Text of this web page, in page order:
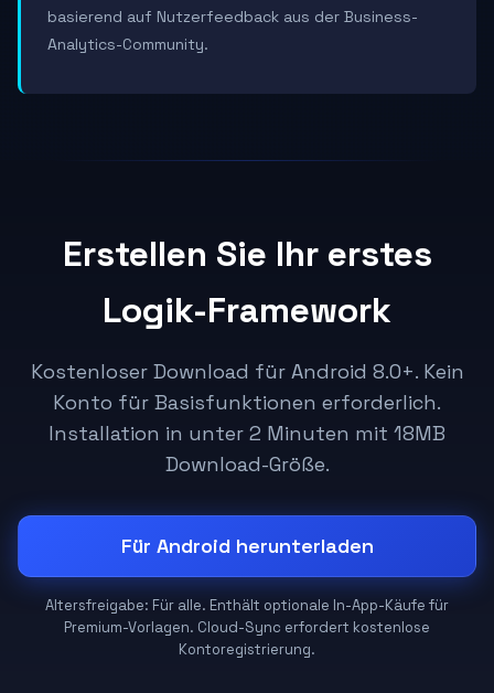
basierend auf Nutzerfeedback aus der Business-
Analytics-Community.
Erstellen Sie Ihr erstes
Logik-Framework
Kostenloser Download für Android 8.0+. Kein
Konto für Basisfunktionen erforderlich.
Installation in unter 2 Minuten mit 18MB
Download-Größe.
Für Android herunterladen
Altersfreigabe: Für alle. Enthält optionale In-App-Käufe für
Premium-Vorlagen. Cloud-Sync erfordert kostenlose
Kontoregistrierung.